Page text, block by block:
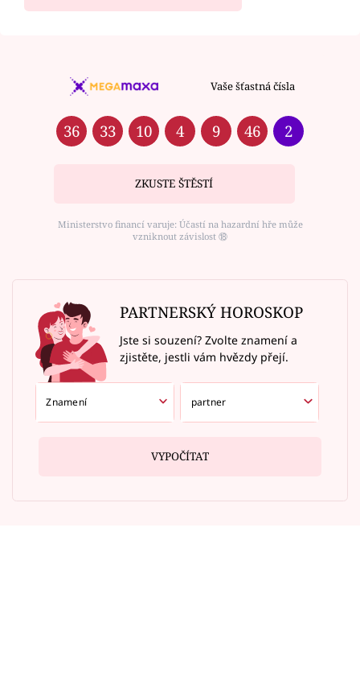
Vaše šťastná čísla
36 33 10 4 9 46 2
ZKUSTE ŠTĚSTÍ
Ministerstvo financí varuje: Účastí na hazardní hře může
vzniknout závislost ⑱
PARTNERSKÝ HOROSKOP
Jste si souzení? Zvolte znamení a
zjistěte, jestli vám hvězdy přejí.
VYPOČÍTAT